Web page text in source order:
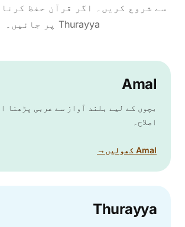
سے شروع کریں۔ اگر قرآن حفظ
Thurayya پر جائیں۔
Amal
بچوں کے لیے بلند آواز سے عربی پڑھنا
اصلاح۔
Amal کھولیں →
Thurayya